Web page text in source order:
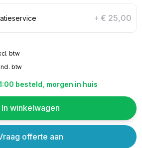
+ € 25,00
btw
btw
besteld, morgen in huis
In winkelwagen
offerte aan